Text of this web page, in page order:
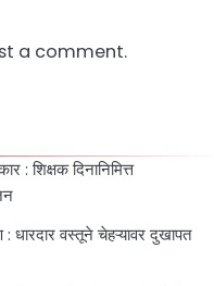
a comment.
: शिक्षक दिनानिमित्त
धारदार वस्तूने चेहऱ्यावर दुखापत